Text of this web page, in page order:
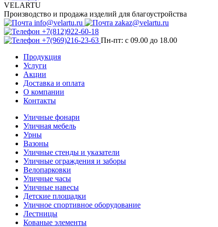
VELARTU
Производство и продажа изделий для благоустройства
info@velartu.ru
zakaz@velartu.ru
+7(812)922-60-18
+7(969)216-23-63 Пн-пт: с 09.00 до 18.00
Продукция
Услуги
Акции
Доставка и оплата
О компании
Контакты
Уличные фонари
Уличная мебель
Урны
Вазоны
Уличные стенды и указатели
Уличные ограждения и заборы
Велопарковки
Уличные часы
Уличные навесы
Детские площадки
Уличное спортивное оборудование
Лестницы
Кованые элементы